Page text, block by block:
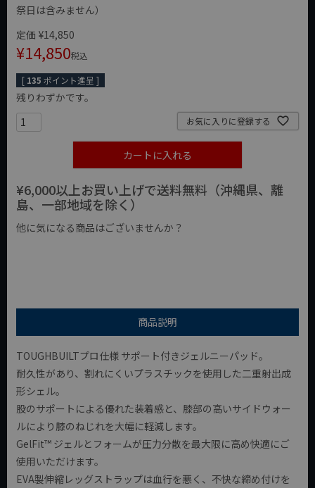
祭日は含みません）
定価 ¥14,850
¥14,850税込
[ 135 ポイント進呈 ]
残りわずかです。
お気に入りに登録する
カートに入れる
¥6,000以上お買い上げで送料無料（沖縄県、離
島、一部地域を除く）
他に気になる商品はございませんか？
商品説明
TOUGHBUILTプロ仕様 サポート付きジェルニーパッド。
耐久性があり、割れにくいプラスチックを使用した二重射出成
形シェル。
股のサポートによる優れた装着感と、膝部の高いサイドウォー
ルにより膝のねじれを大幅に軽減します。
GelFit™ ジェルとフォームが圧力分散を最大限に高め快適にご
使用いただけます。
EVA製伸縮レッグストラップは血行を悪く、不快な締め付けを